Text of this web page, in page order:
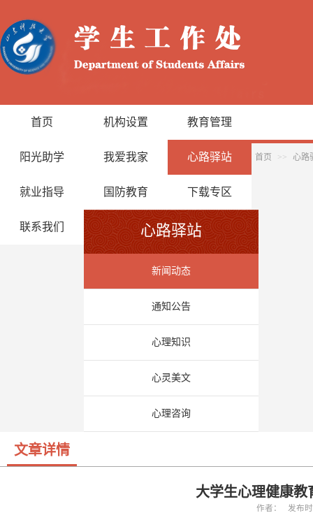
首页 机构设置 教育管理
阳光助学 我爱我家 心路驿站
就业指导 国防教育 下载专区
联系我们
首页 >> 心路
心路驿站
新闻动态
通知公告
心理知识
心灵美文
心理咨询
文章详情
大学生心理健康教
作者： 发布